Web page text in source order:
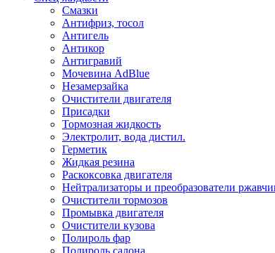
Смазки
Антифриз, тосол
Антигель
Антикор
Антигравий
Мочевина AdBlue
Незамерзайка
Очистители двигателя
Присадки
Тормозная жидкость
Электролит, вода дистил.
Герметик
Жидкая резина
Раскоксовка двигателя
Нейтрализаторы и преобразователи
Очистители тормозов
Промывка двигателя
Очистители кузова
Полироль фар
Полироль салона